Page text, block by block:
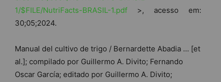
1/$FILE/NutriFacts-BRASIL-1.pdf >, acesso em:
30;05;2024.
Manual del cultivo de trigo / Bernardette Abadia … [et
al.]; compilado por Guillermo A. Divito; Fernando
Oscar García; editado por Guillermo A. Divito;